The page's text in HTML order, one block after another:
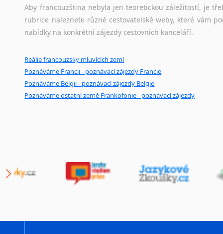
Aby francouzština nebyla jen teoretickou záležitostí, je
rubrice naleznete různé cestovatelské weby, které vám
nabídky na konkrétní zájezdy cestovních kanceláří.
Reálie francouzsky mluvících zemí
Poznáváme Francii - poznávací zájezdy Francie
Poznáváme Belgii - poznávací zájezdy Belgie
Poznáváme ostatní země Frankofonie - poznávací zájezdy